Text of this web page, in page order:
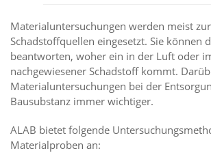
Materialuntersuchungen werden meist
Schadstoffquellen eingesetzt. Sie können
beantworten, woher ein in der Luft oder
nachgewiesener Schadstoff kommt.
Materialuntersuchungen bei der
Bausubstanz immer wichtiger.
ALAB bietet folgende
Materialproben an: